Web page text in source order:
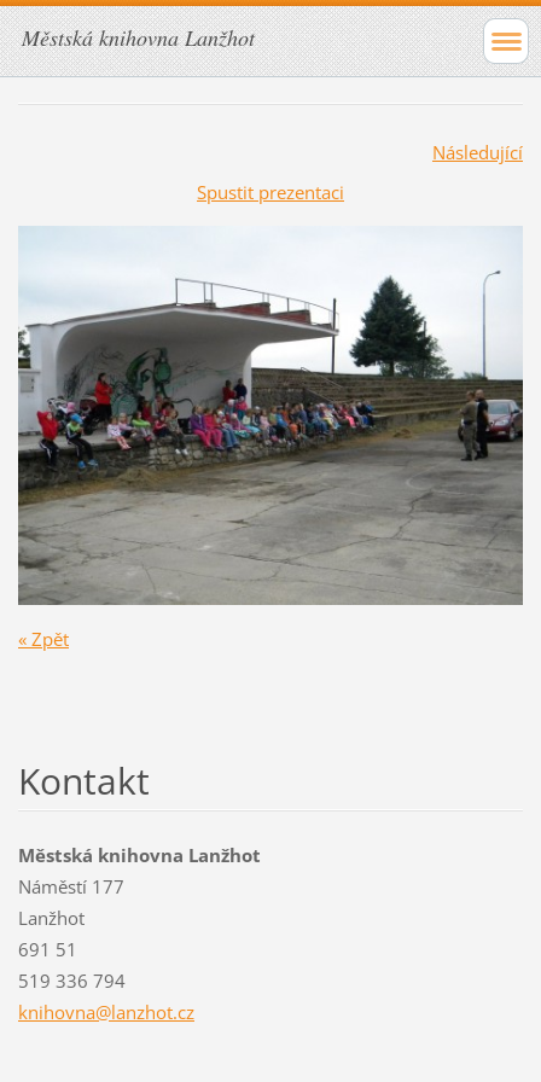
Městská knihovna Lanžhot
Následující
Spustit prezentaci
« Zpět
Kontakt
Městská knihovna Lanžhot
Náměstí 177
Lanžhot
691 51
519 336 794
knihovna@lanzhot.cz